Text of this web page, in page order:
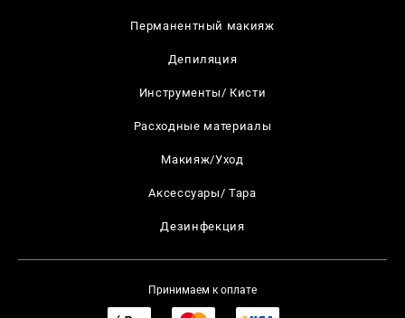
Перманентный макияж
Депиляция
Инструменты/ Кисти
Расходные материалы
Макияж/Уход
Аксессуары/ Тара
Дезинфекция
Принимаем к оплате